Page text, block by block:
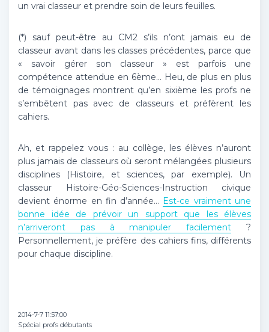
un vrai classeur et prendre soin de leurs feuilles.
(*) sauf peut-être au CM2 s’ils n’ont jamais eu de
classeur avant dans les classes précédentes, parce que
« savoir gérer son classeur » est parfois une
compétence attendue en 6ème… Heu, de plus en plus
de témoignages montrent qu’en sixième les profs ne
s’embêtent pas avec de classeurs et préfèrent les
cahiers.
Ah, et rappelez vous : au collège, les élèves n’auront
plus jamais de classeurs où seront mélangées plusieurs
disciplines (Histoire, et sciences, par exemple). Un
classeur Histoire-Géo-Sciences-Instruction civique
devient énorme en fin d’année… Est-ce vraiment une
bonne idée de prévoir un support que les élèves
n’arriveront pas à manipuler facilement ?
Personnellement, je préfère des cahiers fins, différents
pour chaque discipline.
2014-7-7 11:57:00
Spécial profs débutants